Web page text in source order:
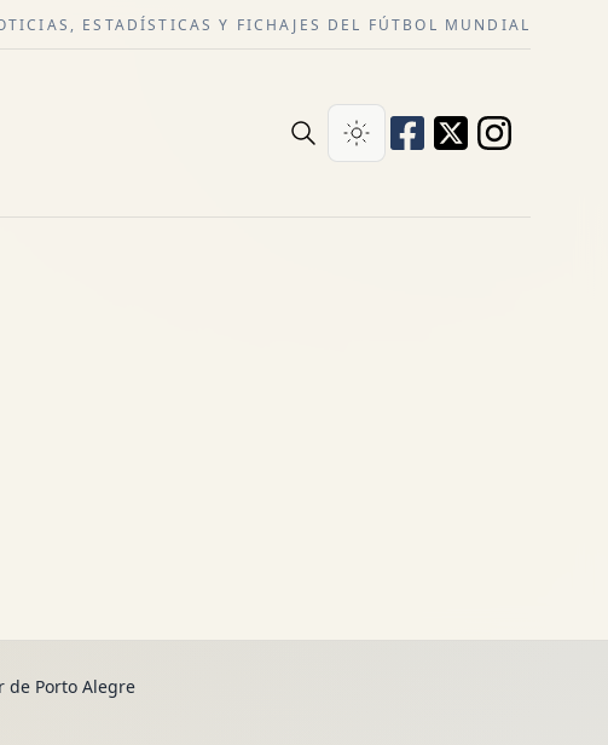
ESTADÍSTICAS Y FICHAJES DEL FÚTBOL MUNDIAL
de Porto Alegre